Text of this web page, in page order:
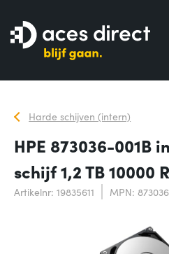
Harde schijven (intern)
HPE 873036-001B
schijf 1,2 TB 10000
Artikelnr: 19835611 MPN: